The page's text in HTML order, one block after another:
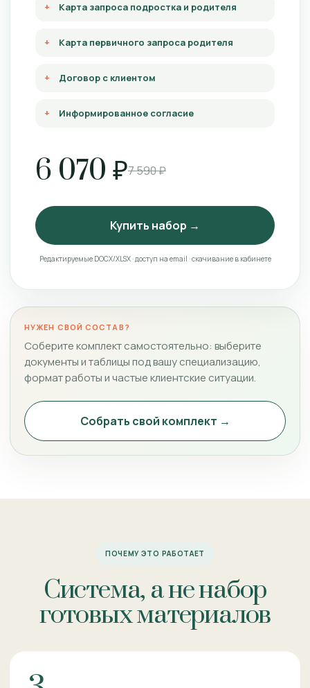
Карта запроса подростка и родителя
Карта первичного запроса родителя
Договор с клиентом
Информированное согласие
6 070 ₽7 590 ₽
Купить набор →
Редактируемые DOCX/XLSX · доступ на email · скачивание в кабинете
НУЖЕН СВОЙ СОСТАВ?
Соберите комплект самостоятельно: выберите
документы и таблицы под вашу специализацию,
формат работы и частые клиентские ситуации.
Собрать свой комплект →
ПОЧЕМУ ЭТО РАБОТАЕТ
Система, а не набор
готовых материалов